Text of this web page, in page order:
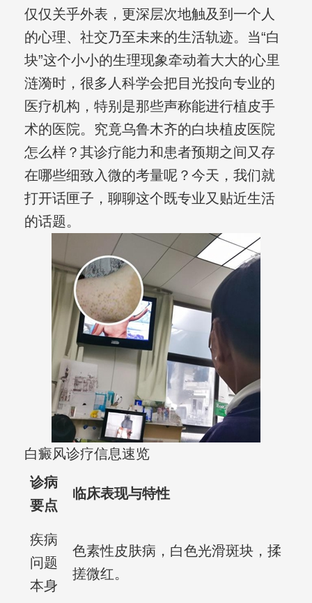
仅仅关乎外表，更深层次地触及到一个人
的心理、社交乃至未来的生活轨迹。当“白
块”这个小小的生理现象牵动着大大的心里
涟漪时，很多人科学会把目光投向专业的
医疗机构，特别是那些声称能进行植皮手
术的医院。究竟乌鲁木齐的白块植皮医院
怎么样？其诊疗能力和患者预期之间又存
在哪些细致入微的考量呢？今天，我们就
打开话匣子，聊聊这个既专业又贴近生活
的话题。
白癜风诊疗信息速览
诊病
要点
临床表现与特性
疾病
问题
本身
色素性皮肤病，白色光滑斑块，揉
搓微红。